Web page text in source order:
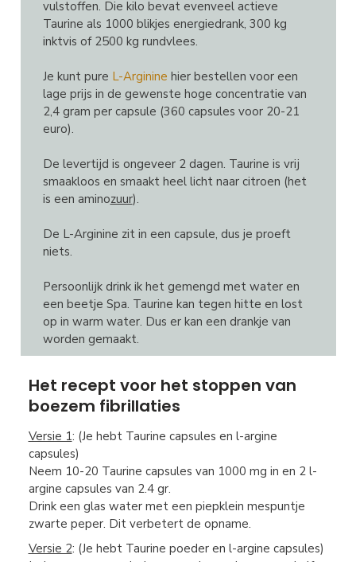
vulstoffen. Die kilo bevat evenveel actieve
Taurine als 1000 blikjes energiedrank, 300 kg
inktvis of 2500 kg rundvlees.
Je kunt pure L-Arginine hier bestellen voor een
lage prijs in de gewenste hoge concentratie van
2,4 gram per capsule (360 capsules voor 20-21
euro).
De levertijd is ongeveer 2 dagen. Taurine is vrij
smaakloos en smaakt heel licht naar citroen (het
is een aminozuur).
De L-Arginine zit in een capsule, dus je proeft
niets.
Persoonlijk drink ik het gemengd met water en
een beetje Spa. Taurine kan tegen hitte en lost
op in warm water. Dus er kan een drankje van
worden gemaakt.
Het recept voor het stoppen van
boezem fibrillaties
Versie 1: (Je hebt Taurine capsules en l-argine
capsules)
Neem 10-20 Taurine capsules van 1000 mg in en 2 l-
argine capsules van 2.4 gr.
Drink een glas water met een piepklein mespuntje
zwarte peper. Dit verbetert de opname.
Versie 2: (Je hebt Taurine poeder en l-argine capsules)